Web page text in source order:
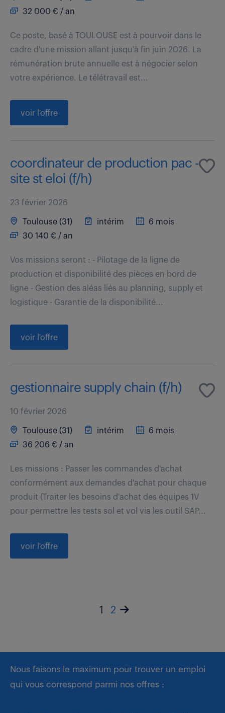
32 000 € / an
Ce poste, basé à TOULOUSE est à pourvoir dans le
cadre d'une mission allant jusqu'à fin juin 2026. La
rémunération brute annuelle est à négocier selon
votre expérience. Le télétravail est...
voir l'offre
coordinateur de production pac -
site st eloi (f/h)
23 février 2026
Toulouse (31) intérim
6 mois
30 140 € / an
Vos missions seront : - Pilotage de la ligne de
production et disponibilité des pièces en bord de
ligne - Gestion des aléas liés au planning, supply et
logistique - Garantie de la disponibilité...
voir l'offre
gestionnaire supply chain (f/h)
10 février 2026
Toulouse (31) intérim
6 mois
36 206 € / an
Les missions : Passer les commandes d'achat
conformément aux demandes d'achat pour chaque
produit (Traiter les besoins d'achat des équipes 1V
pour permettre les tests sol et vol via les outil SAP...
voir l'offre
1 2
Nous faisons le maximum pour trouver un emploi
qui vous correspond parmi nos offres :